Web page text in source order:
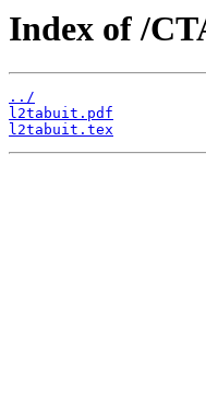
Index of /
../
l2tabuit.pdf
l2tabuit.tex